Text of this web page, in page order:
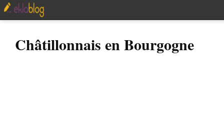
Châtillonnais en Bourgogne